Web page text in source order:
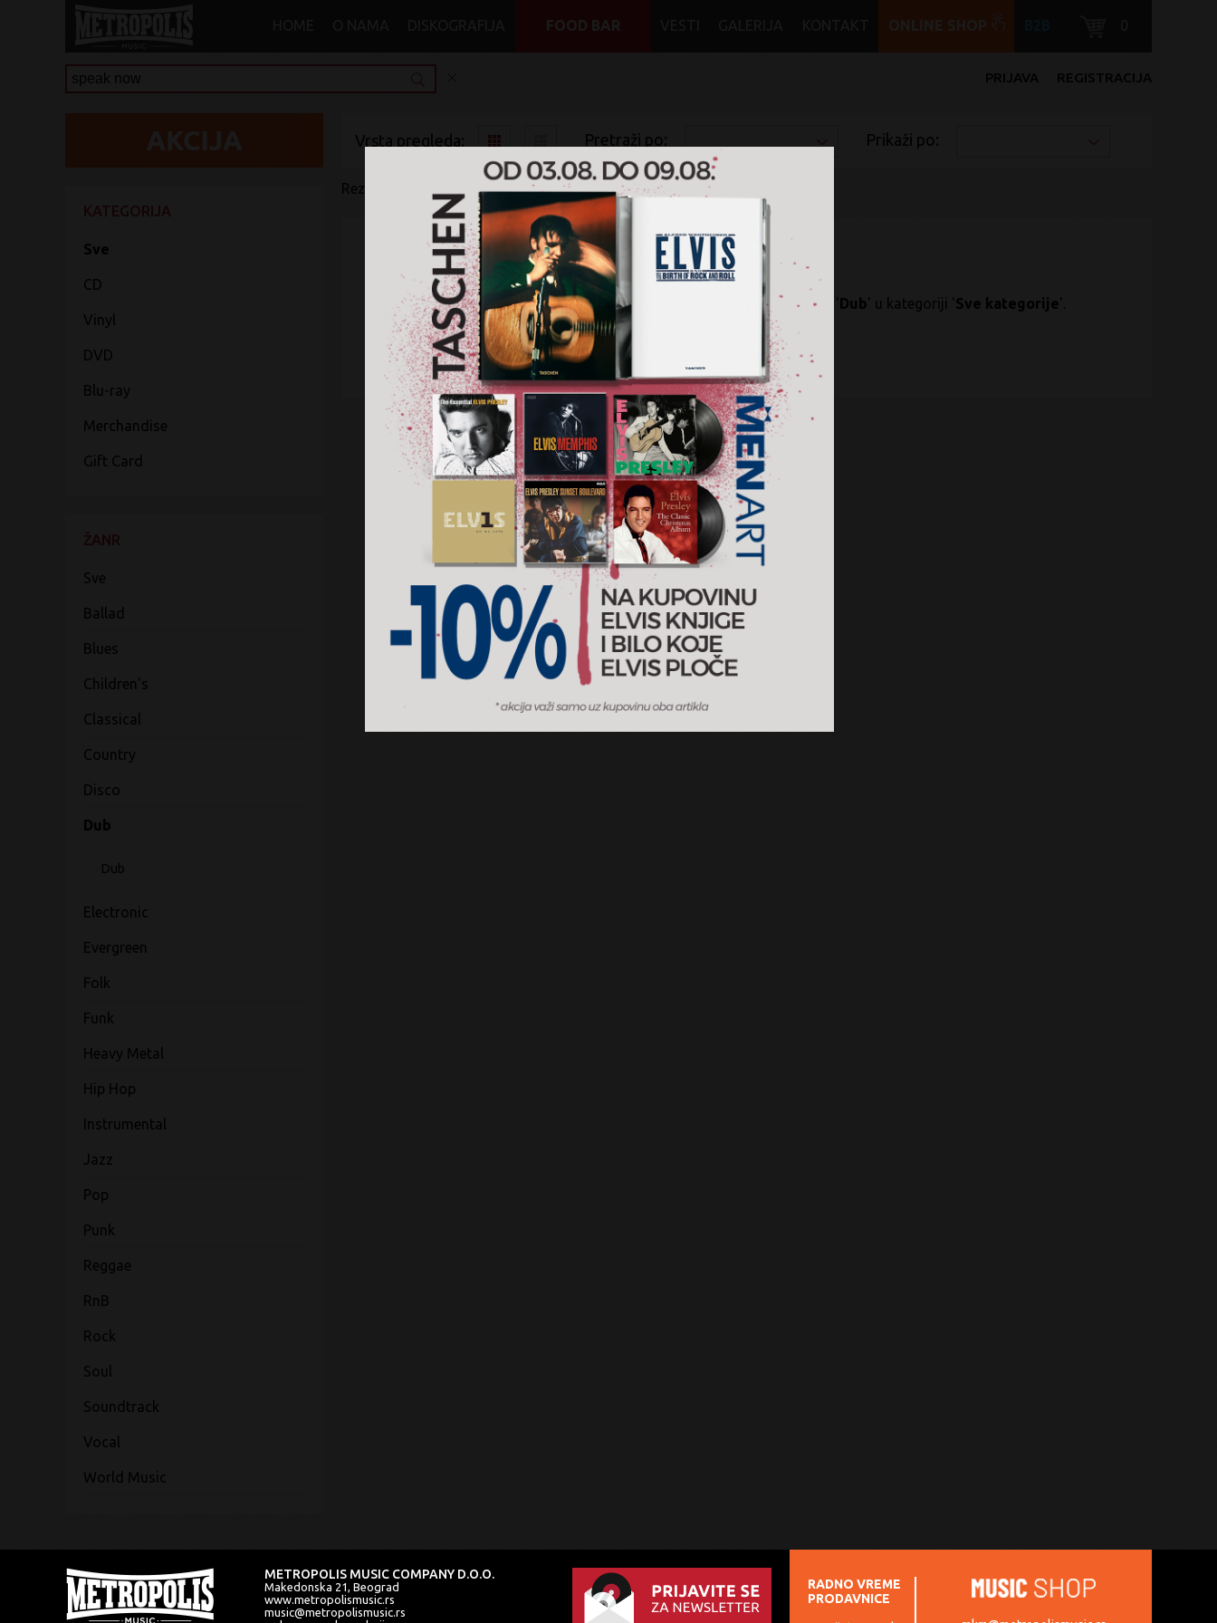
REGISTRACIJA
PRIJAVA
Sve
CD
Vinyl
DVD
Blu-ray
Merchandise
Gift Card
Sve
Ballad
Blues
Children's
Classical
Country
Disco
Dub
Dub
Electronic
Evergreen
Folk
Funk
Heavy Metal
Hip Hop
Instrumental
Jazz
Pop
Punk
Reggae
RnB
Rock
Soul
Soundtrack
Vocal
World Music
Vrsta pregleda: Pretraži po: Prikaži po:
Rezultati pretrage:
Nije pronađen nijedan artikal za pretragu ' speak now ' u žanru 'Dub' u kategoriji 'Sve kategorije'.
METROPOLIS MUSIC COMPANY D.O.O.
Makedonska 21, Beograd
www.metropolismusic.rs
music@metropolismusic.rs
RADNO VREME
PRODAVNICE